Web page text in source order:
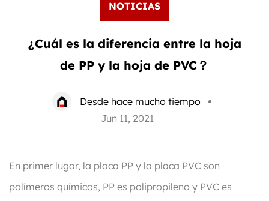
NOTICIAS
¿Cuál es la diferencia entre la hoja
de PP y la hoja de PVC？
Desde hace mucho tiempo
Jun 11, 2021
En primer lugar, la placa PP y la placa PVC son
polímeros químicos, PP es polipropileno y PVC es